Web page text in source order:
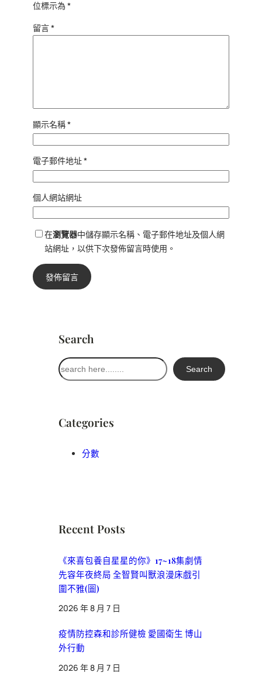
位標示為*
留言*
顯示名稱*
電子郵件地址*
個人網站網址
在瀏覽器中儲存顯示名稱、電子郵件地址及個人網
站網址，以供下次發佈留言時使用。
Search
搜
尋
Search
Categories
分數
Recent Posts
《來喜包養自星星的你》17~18集劇情
先容年夜終局 全智賢叫獸浪漫床戲引
圍不雅(圖)
2026 年 8 月 7 日
疫情防控森和診所健檢 愛國衛生 博山
外行動
2026 年 8 月 7 日